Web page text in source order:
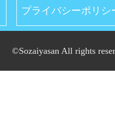
プライバシーポリシ
©Sozaiyasan All rights